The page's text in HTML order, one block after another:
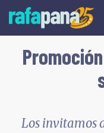
Los invitamos